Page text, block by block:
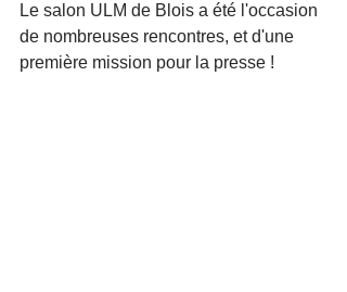
Le salon ULM de Blois a été l'occasion
de nombreuses rencontres, et d'une
première mission pour la presse !